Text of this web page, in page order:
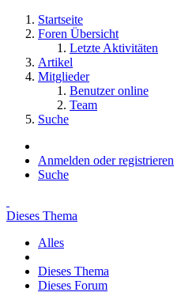
Startseite
Foren Übersicht
Letzte Aktivitäten
Artikel
Mitglieder
Benutzer online
Team
Suche
Anmelden oder registrieren
Suche
Dieses Thema
Alles
Dieses Thema
Dieses Forum